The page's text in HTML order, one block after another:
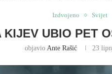
Izdvojeno Svijet
KIJEV UBIO PET
objavioAnte Rašić 23